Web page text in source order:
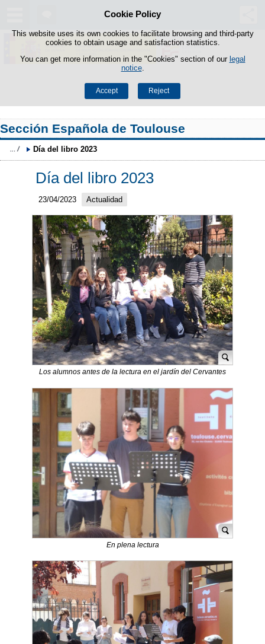
Cookie Policy
This website uses its own cookies to facilitate browsing and third-party
cookies to obtain usage and satisfaction statistics.
You can get more information in the "Cookies" section of our legal
notice.
Accept Reject
Skip to content
Sección Española de Toulouse
Día del libro 2023
Día del libro 2023
23/04/2023 Actualidad
Los alumnos antes de la lectura en el jardín del Cervantes
En plena lectura